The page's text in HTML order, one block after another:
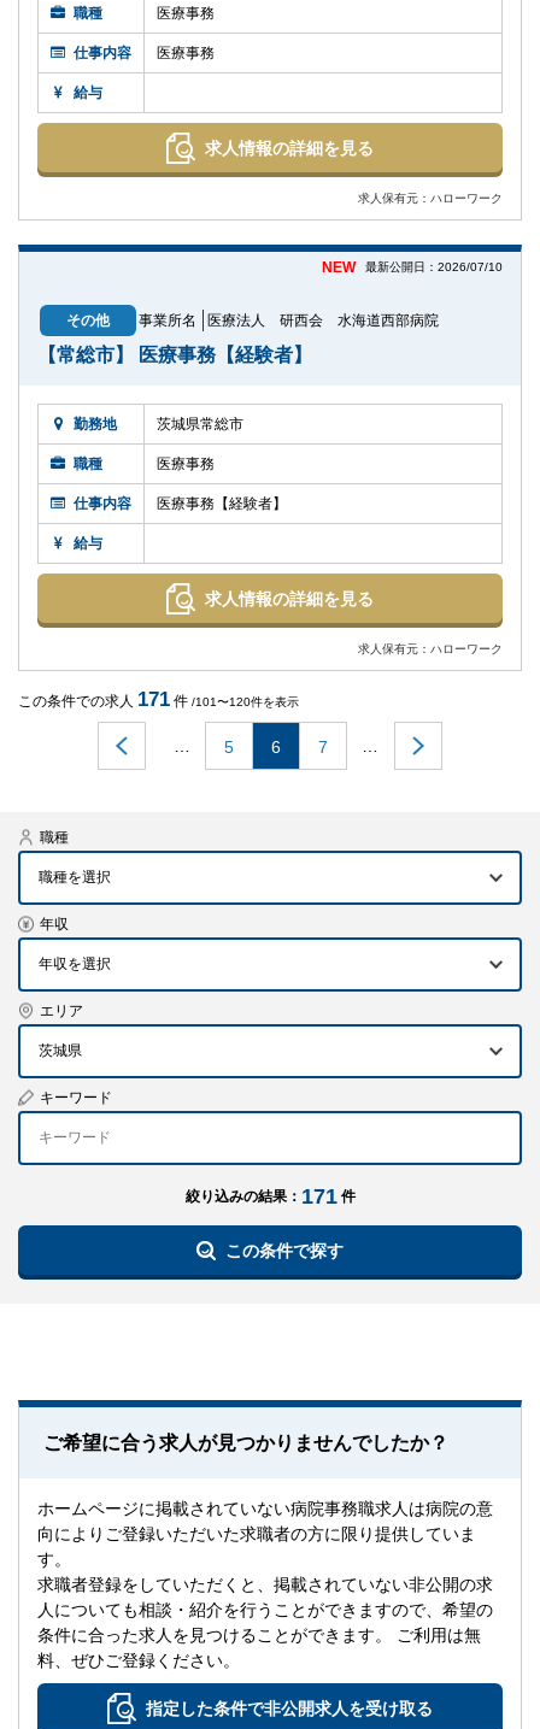
職種 医療事務
仕事内容 医療事務
給与
求人情報の詳細を見る
求人保有元：ハローワーク
NEW 最新公開日：2026/07/10
その他 事業所名 医療法人 研西会 水海道西部病院
【常総市】 医療事務【経験者】
勤務地 茨城県常総市
職種 医療事務
仕事内容 医療事務【経験者】
給与
求人情報の詳細を見る
求人保有元：ハローワーク
この条件での求人 171 件 /101〜120件を表示
5 6 7
職種
職種を選択
年収
エリア
茨城県
キーワード
絞り込みの結果： 171 件
この条件で探す
ご希望に合う求人が見つかりませんでしたか？
ホームページに掲載されていない病院事務職求人は病院の意
向によりご登録いただいた求職者の方に限り提供していま
す。
求職者登録をしていただくと、掲載されていない非公開の求
人についても相談・紹介を行うことができますので、希望の
条件に合った求人を見つけることができます。 ご利用は無
料、ぜひご登録ください。
指定した条件で非公開求人を受け取る